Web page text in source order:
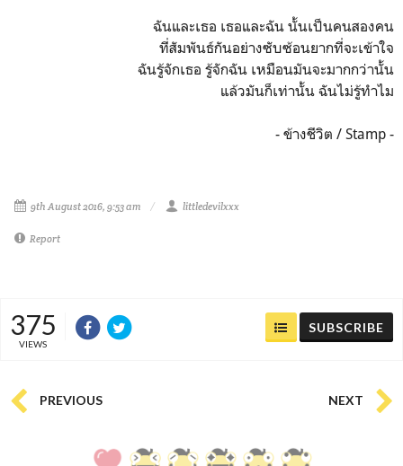
ฉันและเธอ เธอและฉัน นั้นเป็นคนสองคน
ที่สัมพันธ์กันอย่างซับซ้อนยากที่จะเข้าใจ
ฉันรู้จักเธอ รู้จักฉัน เหมือนมันจะมากกว่านั้น
แล้วมันก็เท่านั้น ฉันไม่รู้ทำไม
- ข้างชีวิต / Stamp -
9th August 2016, 9:53 am littledevilxxx
Report
375
VIEWS
SUBSCRIBE
PREVIOUS NEXT